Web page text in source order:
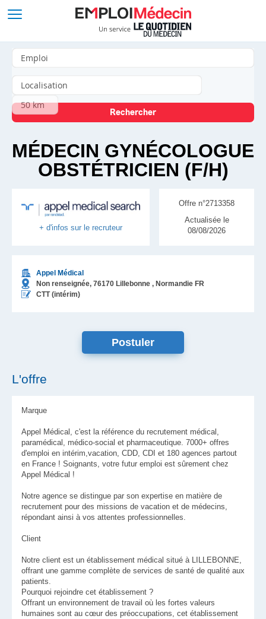
MÉDECIN GYNÉCOLOGUE
OBSTÉTRICIEN (F/H)
+ d'infos sur le recruteur
Appel Médical
Non renseignée, 76170 Lillebonne , Normandie FR
CTT (intérim)
Offre n°2713358
Actualisée le
08/08/2026
L'offre
Marque
Appel Médical, c'est la référence du recrutement médical,
paramédical, médico-social et pharmaceutique. 7000+ offres
d'emploi en intérim,vacation, CDD, CDI et 180 agences partout
en France ! Soignants, votre futur emploi est sûrement chez
Appel Médical !
Notre agence se distingue par son expertise en matière de
recrutement pour des missions de vacation et de médecins,
répondant ainsi à vos attentes professionnelles.
Client
Notre client est un établissement médical situé à LILLEBONNE,
offrant une gamme complète de services de santé de qualité aux
patients.
Pourquoi rejoindre cet établissement ?
Offrant un environnement de travail où les fortes valeurs
humaines sont au cœur des préoccupations, cet établissement